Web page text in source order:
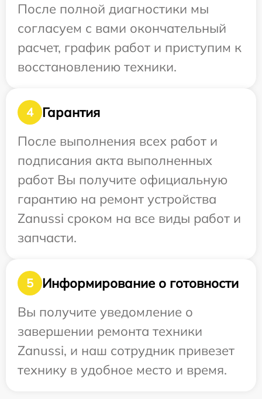
После полной диагностики мы
согласуем с вами окончательный
расчет, график работ и приступим к
восстановлению техники.
4
Гарантия
После выполнения всех работ и
подписания акта выполненных
работ Вы получите официальную
гарантию на ремонт устройства
Zanussi сроком на все виды работ и
запчасти.
5
Информирование о готовности
Вы получите уведомление о
завершении ремонта техники
Zanussi, и наш сотрудник привезет
технику в удобное место и время.